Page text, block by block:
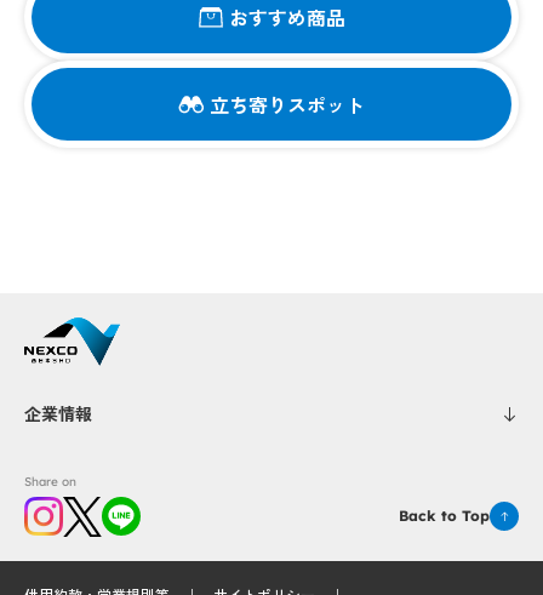
おすすめ商品
立ち寄りスポット
企業情報
Share on
Back to Top